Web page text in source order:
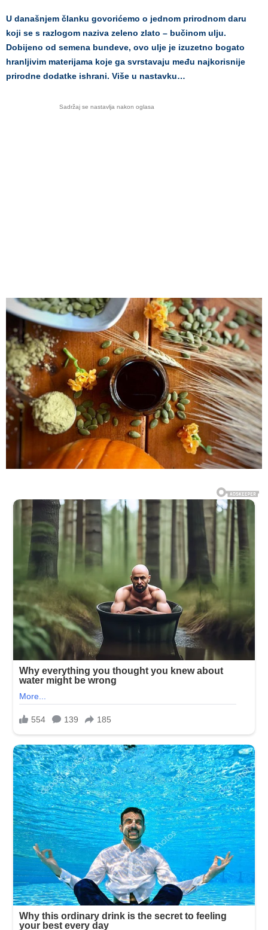
U današnjem članku govorićemo o jednom prirodnom daru
koji se s razlogom naziva zeleno zlato – bučinom ulju.
Dobijeno od semena bundeve, ovo ulje je izuzetno bogato
hranljivim materijama koje ga svrstavaju među najkorisnije
prirodne dodatke ishrani. Više u nastavku…
Sadržaj se nastavlja nakon oglasa